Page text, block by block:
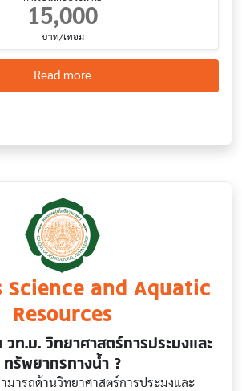
15,000
บาท/เทอม
Read moreabout Animal science, pet
Science and Aquatic
Resources
วท.บ. วิทยาศาสตร์การประมงและ
ทรัพยากรทางน้ำ ?
มารถด้านวิทยาศาสตร์การประมงและ